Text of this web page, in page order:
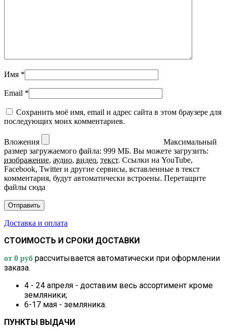
Имя *
Email *
Сохранить моё имя, email и адрес сайта в этом браузере для
последующих моих комментариев.
Вложения
Максимальный
размер загружаемого файла: 999 МБ. Вы можете загрузить:
изображение, аудио, видео, текст. Ссылки на YouTube,
Facebook, Twitter и другие сервисы, вставленные в текст
комментария, будут автоматически встроены. Перетащите
файлы сюда
Доставка и оплата
СТОИМОСТЬ И СРОКИ ДОСТАВКИ
от 0 руб рассчитывается автоматически при оформлении
заказа.
4 - 24 апреля - доставим весь ассортимент кроме
земляники;
6-17 мая - земляника.
ПУНКТЫ ВЫДАЧИ